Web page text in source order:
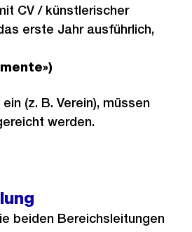
CV / künstlerischer
erste Jahr ausführlich,
(z. B. Verein), müssen
werden.
beiden Bereichsleitungen